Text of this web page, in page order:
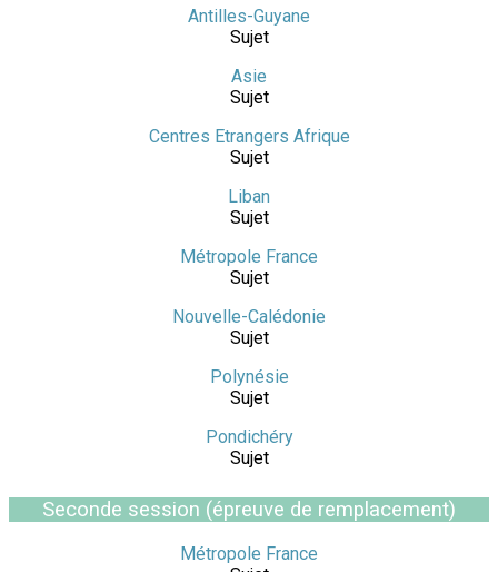
Antilles-Guyane
Sujet
Asie
Sujet
Centres Etrangers Afrique
Sujet
Liban
Sujet
Métropole France
Sujet
Nouvelle-Calédonie
Sujet
Polynésie
Sujet
Pondichéry
Sujet
Seconde session (épreuve de remplacement)
Métropole France